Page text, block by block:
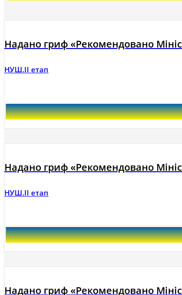
Надано гриф «Рекомендовано
НУШ.ІІ етап
Надано гриф «Рекомендовано
НУШ.ІІ етап
Надано гриф «Рекомендовано